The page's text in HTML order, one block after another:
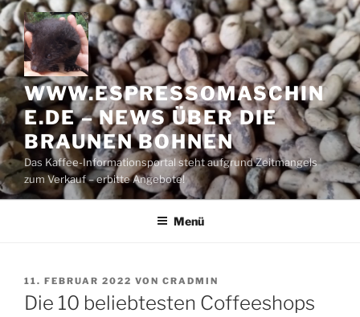
Zum
Inhalt
springen
WWW.ESPRESSOMASCHIN
E.DE – NEWS ÜBER DIE
BRAUNEN BOHNEN
Das Kaffee-Informationsportal steht aufgrund Zeitmangels
zum Verkauf – erbitte Angebote!
Menü
VERÖFFENTLICHT
AM
11. FEBRUAR 2022 VON CRADMIN
Die 10 beliebtesten Coffeeshops